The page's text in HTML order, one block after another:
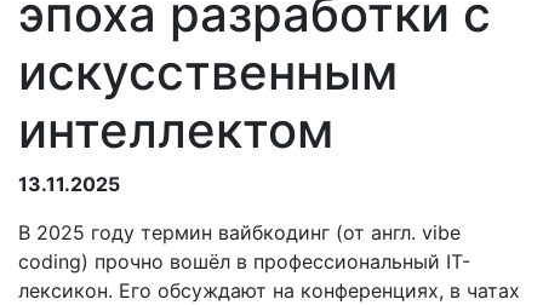
эпоха разработки с
искусственным
интеллектом
13.11.2025
В 2025 году термин вайбкодинг (от англ. vibe
coding) прочно вошёл в профессиональный IT-
лексикон. Его обсуждают на конференциях, в чатах